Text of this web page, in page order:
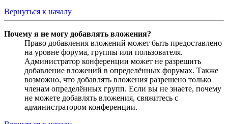
Вернуться к началу
Почему я не могу добавлять вложения?
Право добавления вложений может быть предоставлено
на уровне форума, группы или пользователя.
Администратор конференции может не разрешить
добавление вложений в определённых форумах. Также
возможно, что добавлять вложения разрешено только
членам определённых групп. Если вы не знаете, почему
не можете добавлять вложения, свяжитесь с
администратором конференции.